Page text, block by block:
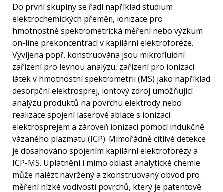
Do první skupiny se řadí například studium
elektrochemických přeměn, ionizace pro
hmotnostně spektrometrická měření nebo výzkum
on-line prekoncentrací v kapilární elektroforéze.
Vyvíjena popř. konstruována jsou mikrofluidní
zařízení pro levnou analýzu, zařízení pro ionizaci
látek v hmotnostní spektrometrii (MS) jako například
desorpční elektrosprej, iontový zdroj umožňující
analýzu produktů na povrchu elektrody nebo
realizace spojení laserové ablace s ionizací
elektrosprejem a zároveň ionizací pomocí indukčně
vázaného plazmatu (ICP). Mimořádně citlivé detekce
je dosahováno spojením kapilární elektroforézy a
ICP-MS. Uplatnění i mimo oblast analytické chemie
může nalézt navržený a zkonstruovaný obvod pro
měření nízké vodivosti povrchů, který je patentově